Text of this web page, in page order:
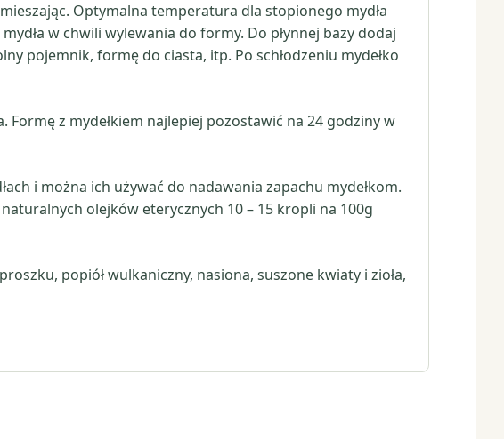
Optymalna temperatura dla stopionego mydła
w chwili wylewania do formy. Do płynnej bazy dodaj
pojemnik, formę do ciasta, itp. Po schłodzeniu mydełko
z mydełkiem najlepiej pozostawić na 24 godziny w
i można ich używać do nadawania zapachu mydełkom.
olejków eterycznych 10 – 15 kropli na 100g
popiół wulkaniczny, nasiona, suszone kwiaty i zioła,